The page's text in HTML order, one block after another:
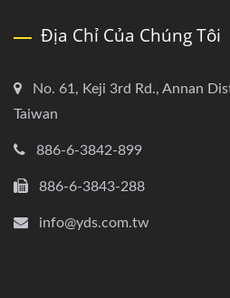
Địa Chỉ Của Chúng Tôi
No. 61, Keji 3rd Rd., Annan
Taiwan
886-6-3842-899
886-6-3843-288
info@yds.com.tw